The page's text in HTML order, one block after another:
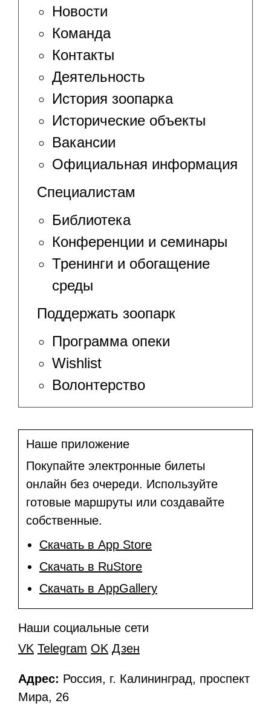
Новости
Команда
Контакты
Деятельность
История зоопарка
Исторические объекты
Вакансии
Официальная информация
Специалистам
Библиотека
Конференции и семинары
Тренинги и обогащение
среды
Поддержать зоопарк
Программа опеки
Wishlist
Волонтерство
Наше приложение
Покупайте электронные билеты
онлайн без очереди. Используйте
готовые маршруты или создавайте
собственные.
Скачать в App Store
Скачать в RuStore
Скачать в AppGallery
Наши социальные сети
VK Telegram OK Дзен
Адрес: Россия, г. Калининград, проспект
Мира, 26